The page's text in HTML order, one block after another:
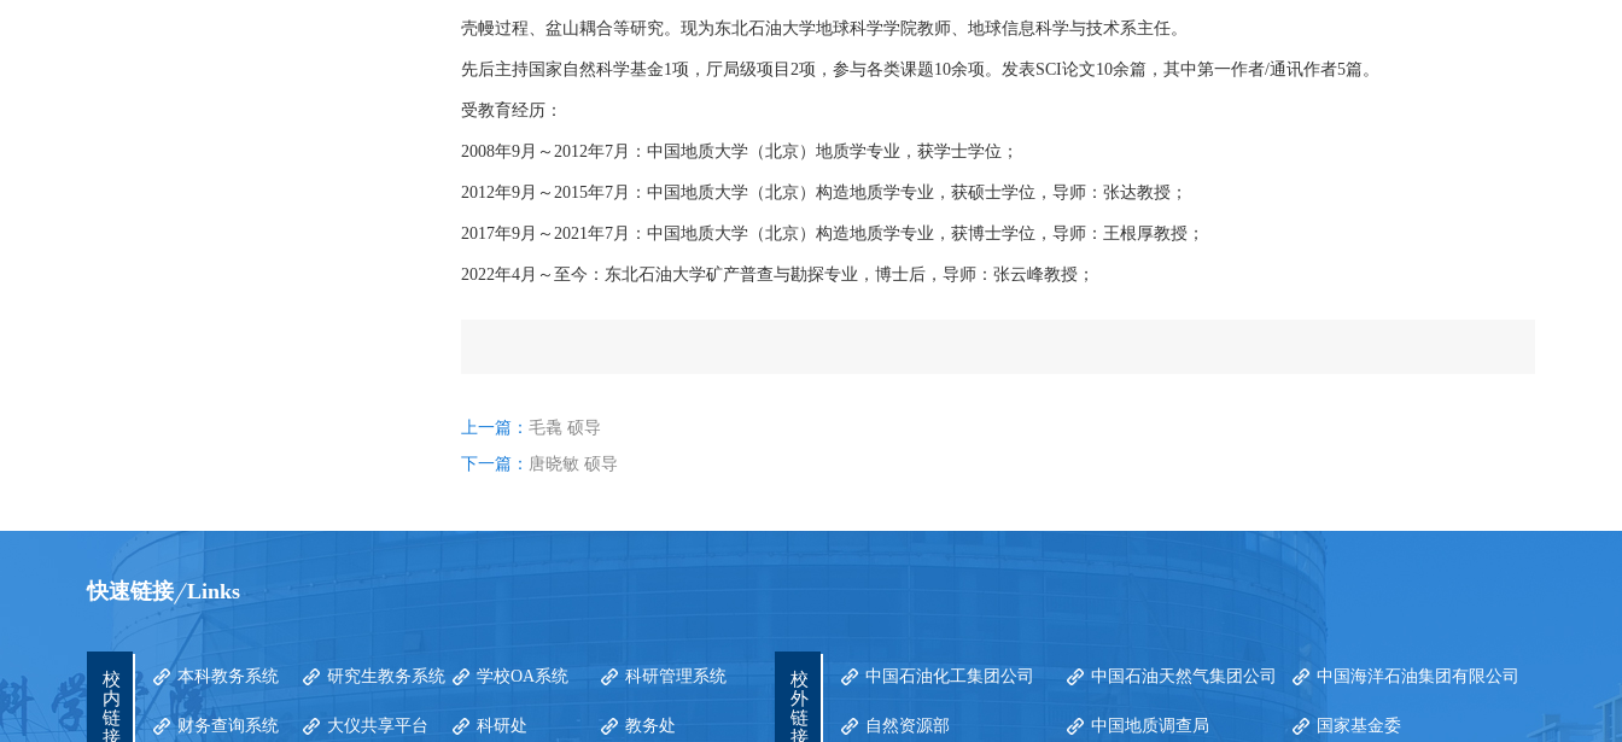
壳幔过程、盆山耦合等研究。现为东北石油大学地球科学学院教师、地球信息科学与技术系主任。
先后主持国家自然科学基金1项，厅局级项目2项，参与各类课题10余项。发表SCI论文10余篇，其中第一作者/通讯作者5篇。
受教育经历：
2008年9月～2012年7月：中国地质大学（北京）地质学专业，获学士学位；
2012年9月～2015年7月：中国地质大学（北京）构造地质学专业，获硕士学位，导师：张达教授；
2017年9月～2021年7月：中国地质大学（北京）构造地质学专业，获博士学位，导师：王根厚教授；
2022年4月～至今：东北石油大学矿产普查与勘探专业，博士后，导师：张云峰教授；
上一篇： 毛毳 硕导
下一篇： 唐晓敏 硕导
快速链接 Links
校
内
链
接
本科教务系统 研究生教务系统 学校OA系统 科研管理系统
财务查询系统 大仪共享平台 科研处 教务处
校
外
链
接
中国石油化工集团公司 中国石油天然气集团公司 中国海洋石油集团有限公司
自然资源部 中国地质调查局 国家基金委